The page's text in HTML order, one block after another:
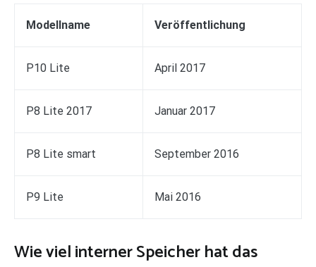
Modellname Veröffentlichung
P10 Lite April 2017
P8 Lite 2017 Januar 2017
P8 Lite smart September 2016
P9 Lite Mai 2016
Wie viel interner Speicher hat das